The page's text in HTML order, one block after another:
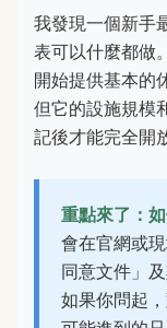
我發現一個新手
表可以什麼都做
開始提供基本的
但它的設施規模
記後才能完全開
重點來了：
會在官網或
同意文件」
如果你問起